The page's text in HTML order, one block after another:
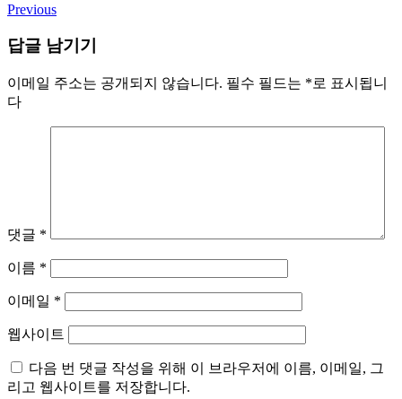
Previous
답글 남기기
이메일 주소는 공개되지 않습니다. 필수 필드는 *로 표시됩니
다
댓글 *
이름 *
이메일 *
웹사이트
다음 번 댓글 작성을 위해 이 브라우저에 이름, 이메일, 그
리고 웹사이트를 저장합니다.